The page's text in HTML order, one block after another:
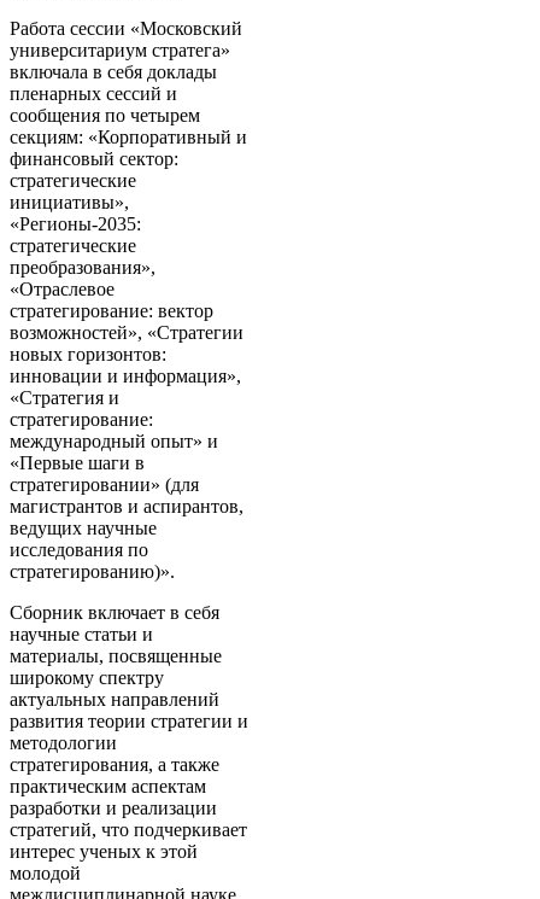
Работа сессии «Московский
университариум стратега»
включала в себя доклады
пленарных сессий и
сообщения по четырем
секциям: «Корпоративный и
финансовый сектор:
стратегические
инициативы»,
«Регионы-2035:
стратегические
преобразования»,
«Отраслевое
стратегирование: вектор
возможностей», «Стратегии
новых горизонтов:
инновации и информация»,
«Стратегия и
стратегирование:
международный опыт» и
«Первые шаги в
стратегировании» (для
магистрантов и аспирантов,
ведущих научные
исследования по
стратегированию)».
Сборник включает в себя
научные статьи и
материалы, посвященные
широкому спектру
актуальных направлений
развития теории стратегии и
методологии
стратегирования, а также
практическим аспектам
разработки и реализации
стратегий, что подчеркивает
интерес ученых к этой
молодой